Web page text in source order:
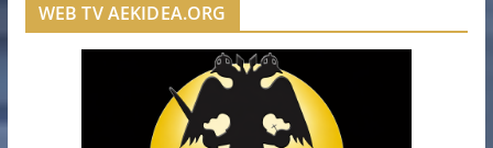
WEB TV AEKIDEA.ORG